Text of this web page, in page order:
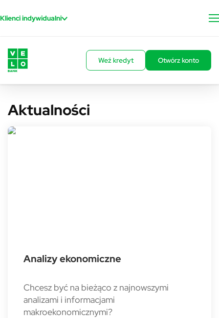
Klienci indywidualni
Weź kredyt Otwórz konto
Aktualności
Analizy ekonomiczne
Chcesz być na bieżąco z najnowszymi
analizami i informacjami
makroekonomicznymi?